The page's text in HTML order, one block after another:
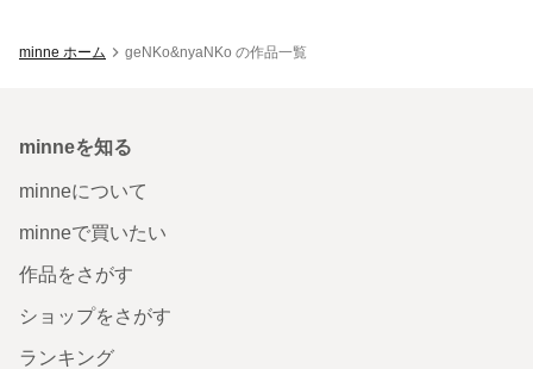
minne ホーム geNKo&nyaNKo の作品一覧
minneを知る
minneについて
minneで買いたい
作品をさがす
ショップをさがす
ランキング